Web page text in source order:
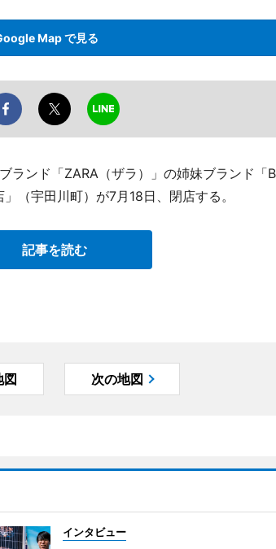
Map で見る
ランド「ZARA（ザラ）」の姉妹ブランド「
（宇田川町）が7月18日、閉店する。
記事を読む
図 次の地図
インタビュー